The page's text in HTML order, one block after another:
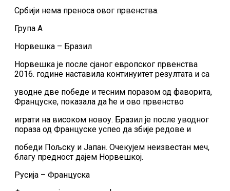
Србији нема преноса овог првенства.
Група А
Норвешка – Бразил
Норвешка је после сјаног европског првенства
2016. године наставила континуитет резултата и са
уводне две победе и тесним поразом од фаворита,
Француске, показала да ће и ово првенство
играти на високом новоу. Бразил је после уводног
пораза од Француске успео да збије редове и
победи Пољску и Јапан. Очекујем неизвестан меч,
благу предност дајем Норвешкој.
Русија – Француска